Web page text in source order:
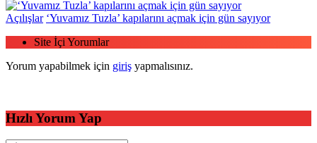
Açılışlar ‘Yuvamız Tuzla’ kapılarını açmak için gün sayıyor
Site İçi Yorumlar
Yorum yapabilmek için giriş yapmalısınız.
Hızlı Yorum Yap